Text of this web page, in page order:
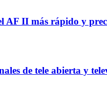
AF II más rápido y
de tele abierta y